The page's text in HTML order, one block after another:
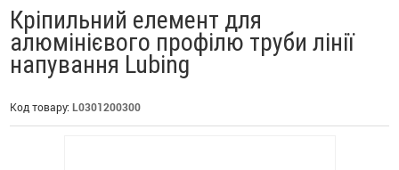
Кріпильний елемент для
алюмінієвого профілю труби лінії
напування Lubing
Код товару: L0301200300